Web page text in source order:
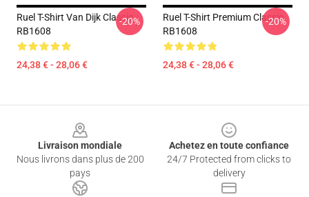
Ruel T-Shirt Van Dijk Classic
RB1608
24,38 € - 28,06 €
-20%
Ruel T-Shirt Premium Classic
RB1608
24,38 € - 28,06 €
-20%
Livraison mondiale
Nous livrons dans plus de 200
pays
Achetez en toute confiance
24/7 Protected from clicks to
delivery